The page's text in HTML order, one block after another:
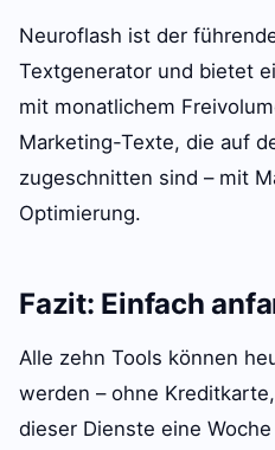
Neuroflash ist der
Textgenerator und bietet
mit monatlichem
Marketing-Texte, die auf
zugeschnitten sind – mit
Optimierung.
Fazit: Einfach
Alle zehn Tools können
werden – ohne
dieser Dienste eine